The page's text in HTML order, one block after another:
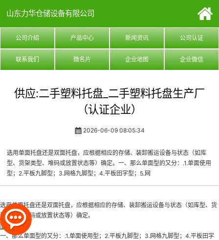
山东力华仓储设备有限公司
公司介绍 产品中心 新闻资讯 公司认证
联系我们 微名片 企业地图 企业微信
供应:二手塑料托盘_二手塑料托盘生产厂
（认证企业）
2026-06-09 08:05:34
选用单面托盘还是双面托盘，应根据相应的存储、装卸搬运设备与状态（如库
型、货架类型、堆码或放置状态等）确定。一、那么单面型的又分：.1.单面使用
型；2.平板九脚型；3.网格九脚型；4.平板田字型；5.网
选用单面托盘还是双面托盘，应根据相应的存储、装卸搬运设备与状态（如库型、货
架类型、堆码或放置状态等）确定。
一、那么单面型的又分：.1.单面使用型；2.平板九脚型；3.网格九脚型；4.平板田字